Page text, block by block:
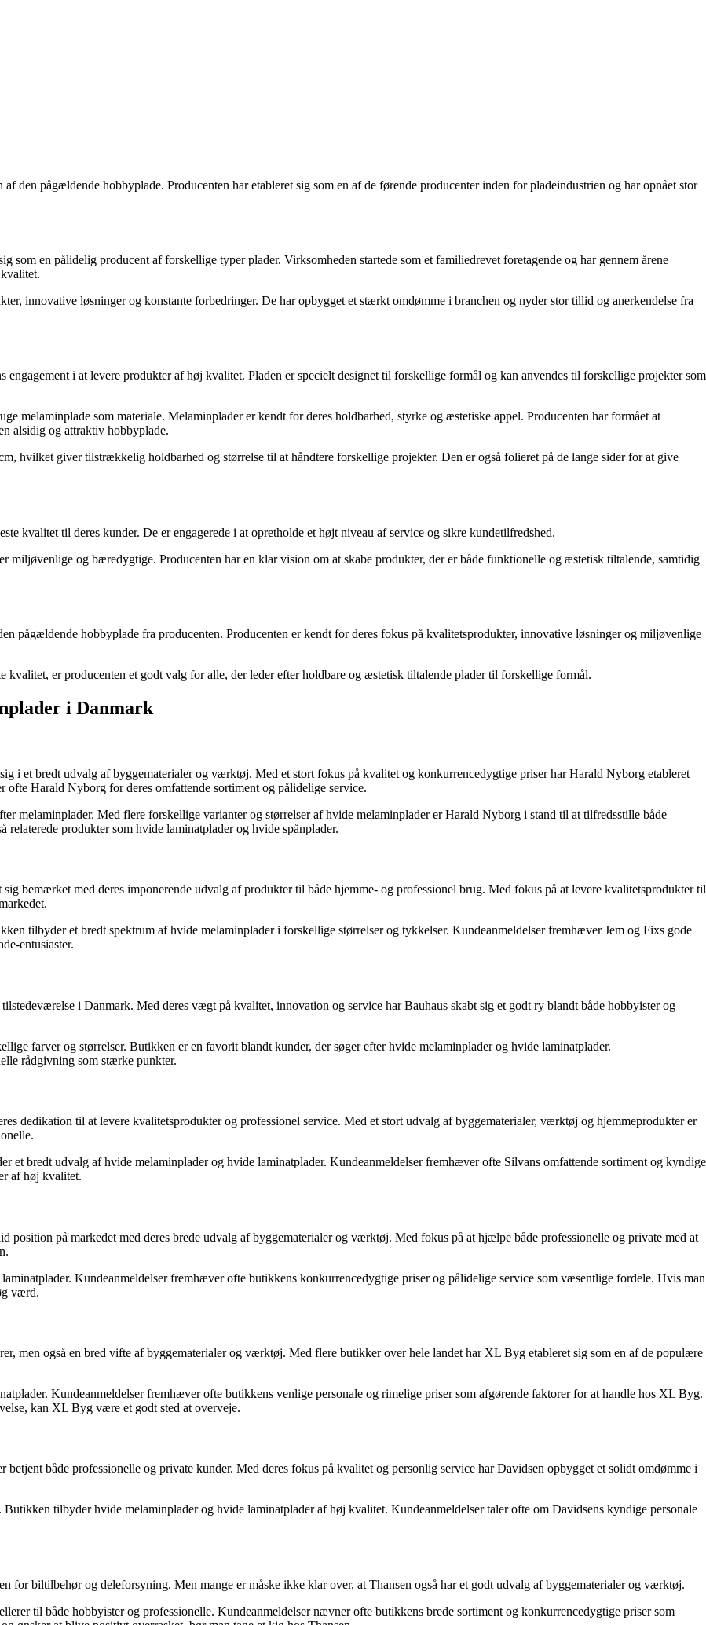
den pågældende hobbyplade. Producenten har etableret sig som en af de førende producenter inden for pladeindustrien og har opnået stor
som en pålidelig producent af forskellige typer plader. Virksomheden startede som et familiedrevet foretagende og har gennem årene
innovative løsninger og konstante forbedringer. De har opbygget et stærkt omdømme i branchen og nyder stor tillid og anerkendelse fra
i at levere produkter af høj kvalitet. Pladen er specielt designet til forskellige formål og kan anvendes til forskellige projekter som
melaminplade som materiale. Melaminplader er kendt for deres holdbarhed, styrke og æstetiske appel. Producenten har formået at
alsidig og attraktiv hobbyplade.
hvilket giver tilstrækkelig holdbarhed og størrelse til at håndtere forskellige projekter. Den er også folieret på de lange sider for at give
kvalitet til deres kunder. De er engagerede i at opretholde et højt niveau af service og sikre kundetilfredshed.
miljøvenlige og bæredygtige. Producenten har en klar vision om at skabe produkter, der er både funktionelle og æstetisk tiltalende, samtidig
pågældende hobbyplade fra producenten. Producenten er kendt for deres fokus på kvalitetsprodukter, innovative løsninger og miljøvenlige
kvalitet, er producenten et godt valg for alle, der leder efter holdbare og æstetisk tiltalende plader til forskellige formål.
i Danmark
i et bredt udvalg af byggematerialer og værktøj. Med et stort fokus på kvalitet og konkurrencedygtige priser har Harald Nyborg etableret
Harald Nyborg for deres omfattende sortiment og pålidelige service.
melaminplader. Med flere forskellige varianter og størrelser af hvide melaminplader er Harald Nyborg i stand til at tilfredsstille både
produkter som hvide laminatplader og hvide spånplader.
bemærket med deres imponerende udvalg af produkter til både hjemme- og professionel brug. Med fokus på at levere kvalitetsprodukter til
tilbyder et bredt spektrum af hvide melaminplader i forskellige størrelser og tykkelser. Kundeanmeldelser fremhæver Jem og Fixs gode
entusiaster.
i Danmark. Med deres vægt på kvalitet, innovation og service har Bauhaus skabt sig et godt ry blandt både hobbyister og
farver og størrelser. Butikken er en favorit blandt kunder, der søger efter hvide melaminplader og hvide laminatplader.
rådgivning som stærke punkter.
dedikation til at levere kvalitetsprodukter og professionel service. Med et stort udvalg af byggematerialer, værktøj og hjemmeprodukter er
bredt udvalg af hvide melaminplader og hvide laminatplader. Kundeanmeldelser fremhæver ofte Silvans omfattende sortiment og kyndige
af høj kvalitet.
position på markedet med deres brede udvalg af byggematerialer og værktøj. Med fokus på at hjælpe både professionelle og private med at
Kundeanmeldelser fremhæver ofte butikkens konkurrencedygtige priser og pålidelige service som væsentlige fordele. Hvis man
værd.
men også en bred vifte af byggematerialer og værktøj. Med flere butikker over hele landet har XL Byg etableret sig som en af de populære
Kundeanmeldelser fremhæver ofte butikkens venlige personale og rimelige priser som afgørende faktorer for at handle hos XL Byg.
kan XL Byg være et godt sted at overveje.
både professionelle og private kunder. Med deres fokus på kvalitet og personlig service har Davidsen opbygget et solidt omdømme i
tilbyder hvide melaminplader og hvide laminatplader af høj kvalitet. Kundeanmeldelser taler ofte om Davidsens kyndige personale
for biltilbehør og deleforsyning. Men mange er måske ikke klar over, at Thansen også har et godt udvalg af byggematerialer og værktøj.
til både hobbyister og professionelle. Kundeanmeldelser nævner ofte butikkens brede sortiment og konkurrencedygtige priser som